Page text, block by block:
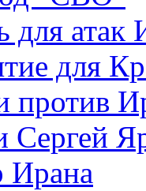
для атак
для
против
Сергей
Ирана